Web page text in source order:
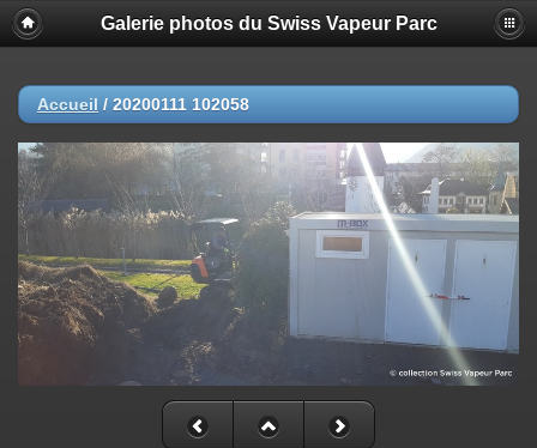
Galerie photos du Swiss Vapeur Parc
Accueil / 20200111 102058